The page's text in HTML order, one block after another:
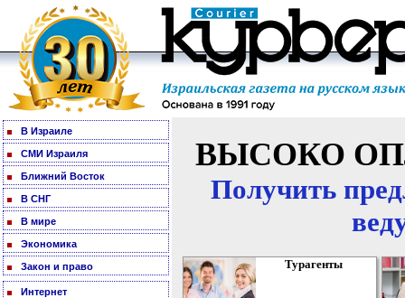
В Израиле
СМИ Израиля
Ближний Восток
В СНГ
В мире
Экономика
Закон и право
Интернет
ВЫСОКО
Получить
Турагенты